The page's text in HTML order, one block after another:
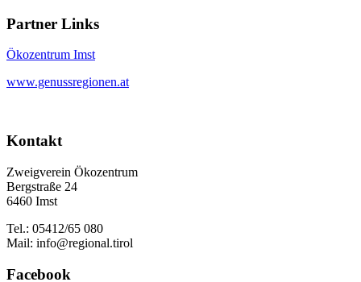
Partner Links
Ökozentrum Imst
www.genussregionen.at
Kontakt
Zweigverein Ökozentrum
Bergstraße 24
6460 Imst
Tel.: 05412/65 080
Mail: info@regional.tirol
Facebook